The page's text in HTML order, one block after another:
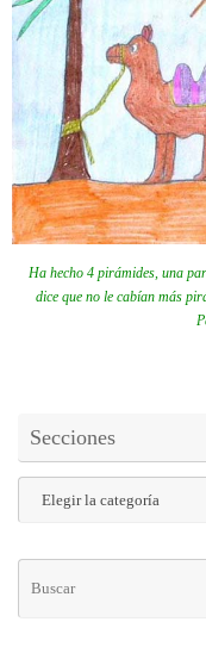
Ha hecho 4 pirámides, una
dice que no le cabían más
Secciones